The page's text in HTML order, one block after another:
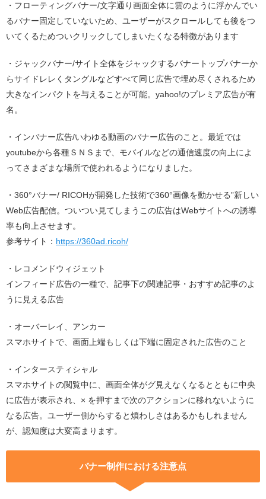
・フローティングバナー/文字通り画面全体に雲のように浮かんでい
るバナー固定していないため、ユーザーがスクロールしても後をつ
いてくるためついクリックしてしまいたくなる特徴があります
・ジャックバナー/サイト全体をジャックするバナートップバナーか
らサイドレレくタングルなどすべて同じ広告で埋め尽くされるため
大きなインパクトを与えることが可能。yahoo!のプレミア広告が有
名。
・インバナー広告/いわゆる動画のバナー広告のこと。最近では
youtubeから各種ＳＮＳまで、モバイルなどの通信速度の向上によ
ってさまざまな場所で使われるようになりました。
・360°バナー/ RICOHが開発した技術で360°画像を動かせる”新しい
Web広告配信。ついつい見てしまうこの広告はWebサイトへの誘導
率も向上させます。
参考サイト： https://360ad.ricoh/
・レコメンドウィジェット
インフィード広告の一種で、記事下の関連記事・おすすめ記事のよ
うに見える広告
・オーバーレイ、アンカー
スマホサイトで、画面上端もしくは下端に固定された広告のこと
・インタースティシャル
スマホサイトの閲覧中に、画面全体がグ見えなくなるとともに中央
に広告が表示され、× を押すまで次のアクションに移れないように
なる広告。ユーザー側からすると煩わしさはあるかもしれません
が、認知度は大変高まります。
バナー制作における注意点